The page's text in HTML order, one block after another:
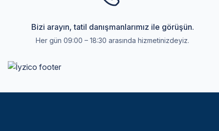
Bizi arayın, tatil danışmanlarımız ile görüşün.
Her gün 09:00 – 18:30 arasında hizmetinizdeyiz.